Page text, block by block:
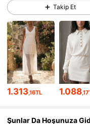
4,44 4K
4,44 4K
4,44 4K
4,44 4K
Takip Et
1.313,16TL 1.088
Şunlar Da Hoşunuza